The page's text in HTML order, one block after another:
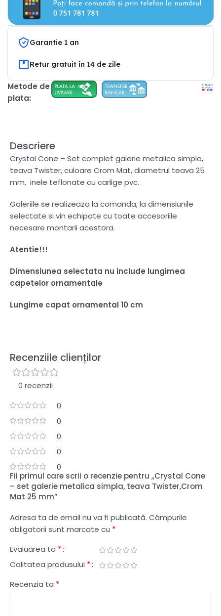
Garantie 1 an
Retur gratuit în 14 de zile
Metode de
plata:
Descriere
Crystal Cone – Set complet galerie metalica simpla,
teava Twister, culoare Crom Mat, diametrul teava 25
mm, inele teflonate cu carlige pvc.
Galeriile se realizeaza la comanda, la dimensiunile
selectate si vin echipate cu toate accesoriile
necesare montarii acestora.
Atentie!!!
Dimensiunea selectata nu include lungimea
capetelor ornamentale
Lungime capat ornamental 10 cm
Recenziile clienților
0 recenzii
0
0
0
0
0
Fii primul care scrii o recenzie pentru „Crystal Cone
– set galerie metalica simpla, teava Twister,Crom
Mat 25 mm”
Adresa ta de email nu va fi publicată. Câmpurile
obligatorii sunt marcate cu *
Evaluarea ta *
Calitatea produsului *
Recenzia ta *